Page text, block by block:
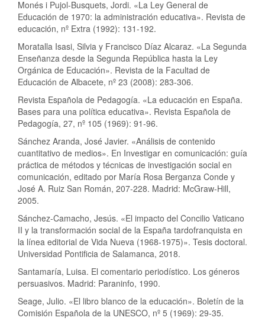
Monés i Pujol-Busquets, Jordi. «La Ley General de
Educación de 1970: la administración educativa». Revista de
educación, nº Extra (1992): 131-192.
Moratalla Isasi, Silvia y Francisco Díaz Alcaraz. «La Segunda
Enseñanza desde la Segunda República hasta la Ley
Orgánica de Educación». Revista de la Facultad de
Educación de Albacete, nº 23 (2008): 283-306.
Revista Española de Pedagogía. «La educación en España.
Bases para una política educativa». Revista Española de
Pedagogía, 27, nº 105 (1969): 91-96.
Sánchez Aranda, José Javier. «Análisis de contenido
cuantitativo de medios». En Investigar en comunicación: guía
práctica de métodos y técnicas de investigación social en
comunicación, editado por María Rosa Berganza Conde y
José A. Ruiz San Román, 207-228. Madrid: McGraw-Hill,
2005.
Sánchez-Camacho, Jesús. «El impacto del Concilio Vaticano
II y la transformación social de la España tardofranquista en
la línea editorial de Vida Nueva (1968-1975)». Tesis doctoral.
Universidad Pontificia de Salamanca, 2018.
Santamaría, Luisa. El comentario periodístico. Los géneros
persuasivos. Madrid: Paraninfo, 1990.
Seage, Julio. «El libro blanco de la educación». Boletín de la
Comisión Española de la UNESCO, nº 5 (1969): 29-35.